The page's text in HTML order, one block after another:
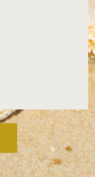
ŽE OD 60€/DAN!